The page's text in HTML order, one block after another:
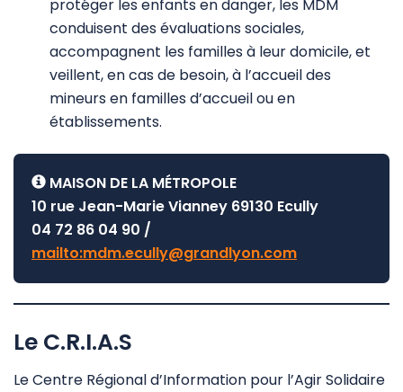
protéger les enfants en danger, les MDM
conduisent des évaluations sociales,
accompagnent les familles à leur domicile, et
veillent, en cas de besoin, à l’accueil des
mineurs en familles d’accueil ou en
établissements.
MAISON DE LA MÉTROPOLE
10 rue Jean-Marie Vianney 69130 Ecully
04 72 86 04 90 /
mailto:mdm.ecully@grandlyon.com
Le C.R.I.A.S
Le Centre Régional d’Information pour l’Agir Solidaire